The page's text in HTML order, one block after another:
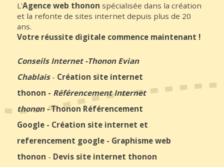
L'Agence web thonon spécialisée dans la création
et la refonte de sites internet depuis plus de 20
ans.
Votre réussite digitale commence maintenant !
Conseils Internet-Thonon Evian
Chablais- Création site internet
thonon - Référencement Internet
thonon-Thonon Référencement
Google - Création site internet et
referencement google - Graphisme web
thonon - Devis site internet thonon